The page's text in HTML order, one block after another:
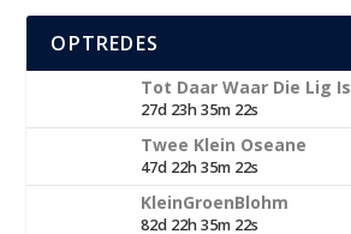
OPTREDES
Tot Daar Waar Die Lig Is
27d 23h 35m 22s
Twee Klein Oseane
47d 22h 35m 22s
KleinGroenBlohm
82d 22h 35m 22s